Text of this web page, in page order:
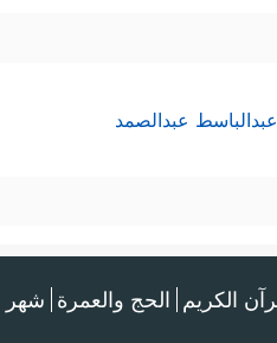
عبدالباسط عبدالصمد
الكريم الحج والعمرة شهر